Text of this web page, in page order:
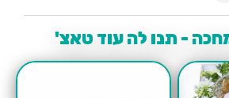
- תנו לה עוד טאצ'